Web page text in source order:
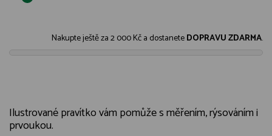
Nakupte ještě za2 000 Kča dostaneteDOPRAVU ZDARMA.
Ilustrované pravítko vám pomůže s měřením, rýsováním i
prvoukou.